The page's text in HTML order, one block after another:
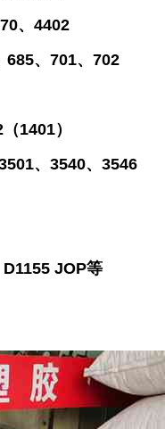
、4402
685、701、702
1401）
、3540、3546
JOP等